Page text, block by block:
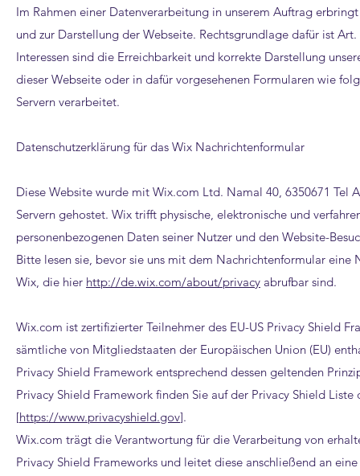
Im Rahmen einer Datenverarbeitung in unserem Auftrag
und zur Darstellung der Webseite. Rechtsgrundlage dafür ist
Interessen sind die Erreichbarkeit und korrekte Darstellung
dieser Webseite oder in dafür vorgesehenen Formularen wie
Servern verarbeitet.
Datenschutzerklärung für das Wix Nachrichtenformular
Diese Website wurde mit Wix.com Ltd. Namal 40, 6350671 Tel
Servern gehostet. Wix trifft physische, elektronische und
personenbezogenen Daten seiner Nutzer und den Website-
Bitte lesen sie, bevor sie uns mit dem Nachrichtenformular
Wix, die hier http://de.wix.com/about/privacy abrufbar sind.
Wix.com ist zertifizierter Teilnehmer des EU-US Privacy Shield
sämtliche von Mitgliedstaaten der Europäischen Union (EU)
Privacy Shield Framework entsprechend dessen geltenden
Privacy Shield Framework finden Sie auf der Privacy Shield
[https://www.privacyshield.gov].
Wix.com trägt die Verantwortung für die Verarbeitung von
Privacy Shield Frameworks und leitet diese anschließend an